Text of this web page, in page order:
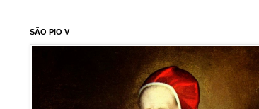
SÃO PIO V